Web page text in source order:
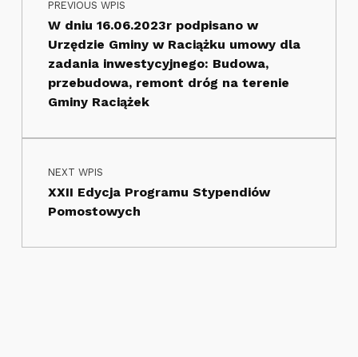
PREVIOUS WPIS
W dniu 16.06.2023r podpisano w
Urzędzie Gminy w Raciążku umowy dla
zadania inwestycyjnego: Budowa,
przebudowa, remont dróg na terenie
Gminy Raciążek
NEXT WPIS
XXII Edycja Programu Stypendiów
Pomostowych